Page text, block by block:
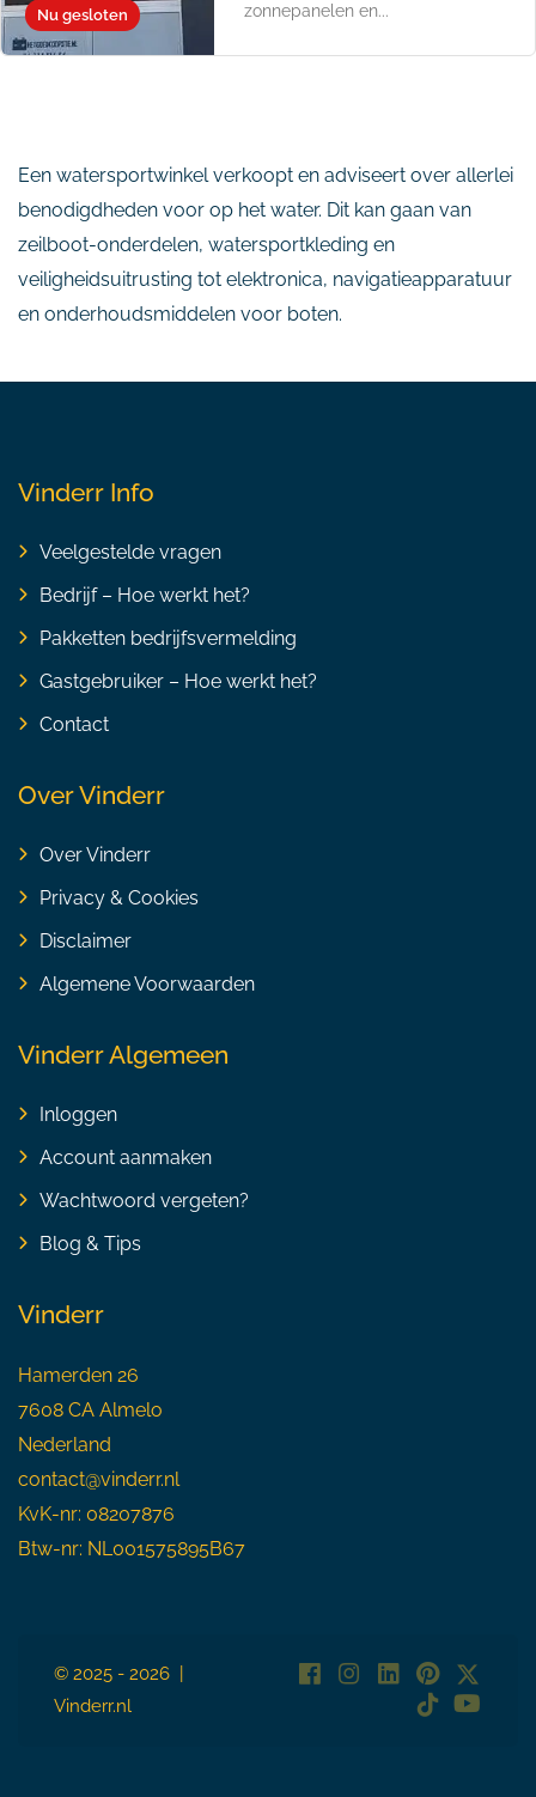
Nu gesloten
zonnepanelen en...
Een watersportwinkel verkoopt en adviseert over allerlei
benodigdheden voor op het water. Dit kan gaan van
zeilboot-onderdelen, watersportkleding en
veiligheidsuitrusting tot elektronica, navigatieapparatuur
en onderhoudsmiddelen voor boten.
Vinderr Info
Veelgestelde vragen
Bedrijf – Hoe werkt het?
Pakketten bedrijfsvermelding
Gastgebruiker – Hoe werkt het?
Contact
Over Vinderr
Over Vinderr
Privacy & Cookies
Disclaimer
Algemene Voorwaarden
Vinderr Algemeen
Inloggen
Account aanmaken
Wachtwoord vergeten?
Blog & Tips
Vinderr
Hamerden 26
7608 CA Almelo
Nederland
contact@vinderr.nl
KvK-nr: 08207876
Btw-nr: NL001575895B67
© 2025 - 2026 |
Vinderr.nl